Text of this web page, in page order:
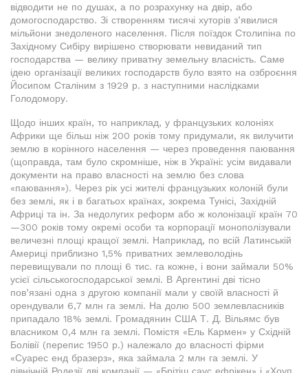
відводити не по душах, а по розрахунку на двір, або
домогосподарство. Зі створенням тисячі хуторів з’явилися
мільйони знедоленого населення. Після поїздок Столипіна по
Західному Сибіру вирішено створювати невиданий тип
господарства — велику приватну земельну власність. Саме
ідею організації великих господарств було взято на озброєння
Йосипом Сталіним з 1929 р. з наступними наслідками
Голодомору.
Щодо інших країн, то наприклад, у французьких колоніях
Африки ще більш ніж 200 років тому придумали, як вилучити
землю в корінного населення — через проведення паювання
(щоправда, там було скромніше, ніж в Україні: усім видавали
документи на право власності на землю без слова
«паювання»). Через рік усі жителі французьких колоній були
без землі, як і в багатьох країнах, зокрема Тунісі, Західній
Африці та ін. За недолугих реформ або ж колонізації країн 70
—300 років тому окремі особи та корпорації монополізували
величезні площі кращої землі. Наприклад, по всій Латинській
Америці приблизно 1,5% приватних землеволодінь
перевищували по площі 6 тис. га кожне, і вони займали 50%
усієї сільськогосподарської землі. В Аргентині дві тісно
пов’язані одна з другою компанії мали у своїй власності й
орендували 6,7 млн га землі. На долю 500 землевласників
припадало 18% землі. Громадянин США Т. Д. Вільямс був
власником 0,4 млн га землі. Помістя «Ель Кармен» у Східній
Болівії (перепис 1950 р.) належало до власності фірми
«Суарес енд бразерз», яка займала 2 млн га землі. У